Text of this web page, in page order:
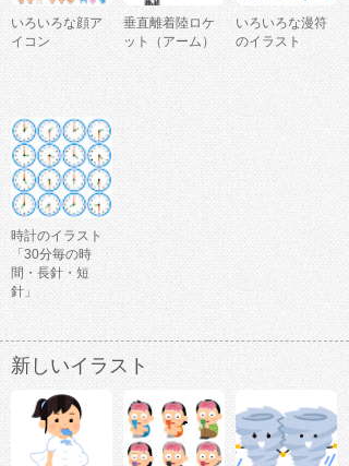
いろいろな顔ア
イコン
垂直離着陸ロケ
ット（アーム）
いろいろな漫符
のイラスト
時計のイラスト
「30分毎の時
間・長針・短
針」
新しいイラスト